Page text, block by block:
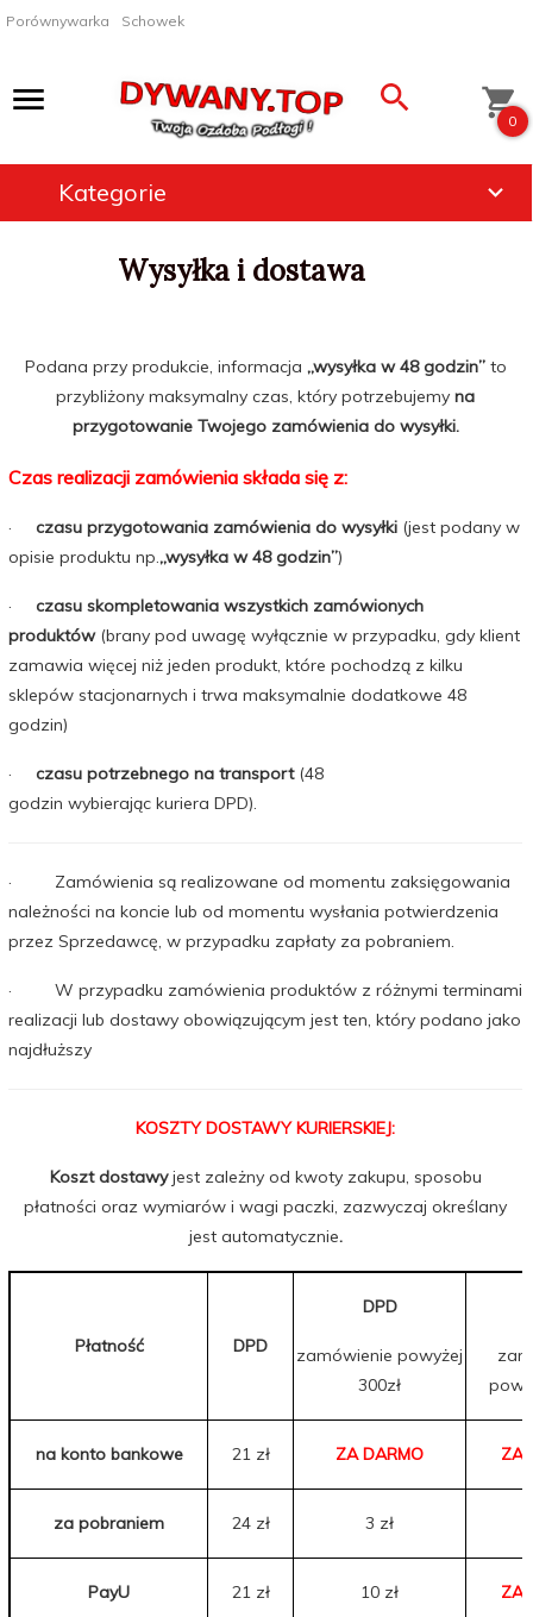
Porównywarka Schowek
0
Kategorie
Wysyłka i dostawa
Podana przy produkcie, informacja „wysyłka w 48 godzin” to
przybliżony maksymalny czas, który potrzebujemy na
przygotowanie Twojego zamówienia do wysyłki.
Czas realizacji zamówienia składa się z:
· czasu przygotowania zamówienia do wysyłki (jest podany w
opisie produktu np.„wysyłka w 48 godzin”)
· czasu skompletowania wszystkich zamówionych
produktów (brany pod uwagę wyłącznie w przypadku, gdy klient
zamawia więcej niż jeden produkt, które pochodzą z kilku
sklepów stacjonarnych i trwa maksymalnie dodatkowe 48
godzin)
· czasu potrzebnego na transport (48
godzin wybierając kuriera DPD).
· Zamówienia są realizowane od momentu zaksięgowania
należności na koncie lub od momentu wysłania potwierdzenia
przez Sprzedawcę, w przypadku zapłaty za pobraniem.
· W przypadku zamówienia produktów z różnymi terminami
realizacji lub dostawy obowiązującym jest ten, który podano jako
najdłuższy
KOSZTY DOSTAWY KURIERSKIEJ:
Koszt dostawyjest zależny od kwoty zakupu, sposobu
płatności oraz wymiarów i wagi paczki, zazwyczaj określany
jest automatycznie.
Płatność DPD
DPD
zamówienie powyżej
300zł
na konto bankowe 21 zł ZA DARMO ZA
za pobraniem 24 zł 3 zł
PayU 21 zł 10 zł ZA